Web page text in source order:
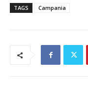
TAGS Campania